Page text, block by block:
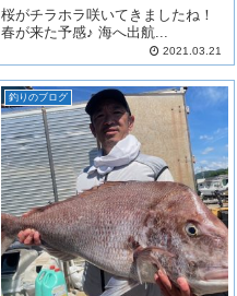
桜がチラホラ咲いてきましたね！
春が来た予感♪ 海へ出航...
2021.03.21
釣りのブログ